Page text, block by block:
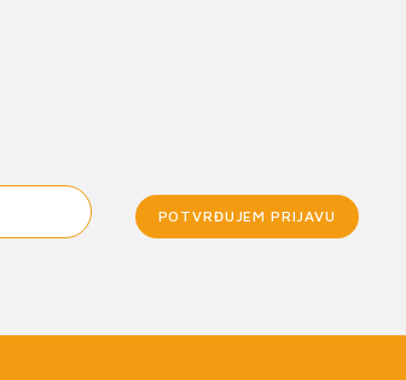
POTVRĐUJEM PRIJAVU